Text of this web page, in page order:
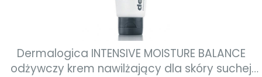
Dermalogica INTENSIVE MOISTURE BALANCE
odżywczy krem nawilżający dla skóry suchej